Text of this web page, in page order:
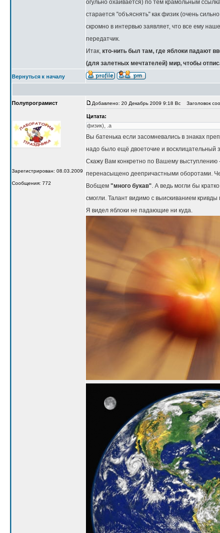
огульно охаивается) по тем крамольным
старается "объяснять" как физик (очень
скромно в интервью заявляет, что все ему
передатчик.
Итак, кто-нить был там, где яблоки падают
(для залетных мечтателей) мир, чтобы
Вернуться к началу
Полупрограмист
Зарегистрирован: 08.03.2009
Сообщения: 772
Добавлено: 20 Декабрь 2009 9:18 Вс Заголовок
Цитата:
физик), .а
Вы батенька если засомневались в знаках
надо было ещё двоеточие и восклицательный
Скажу Вам конкретно по Вашему выступлению
перенасыщено деепричастными оборотами.
Вобщем "много букав". А ведь могли бы
смогли. Талант видимо с выискиванием
Я видел яблоки не падающие ни куда.